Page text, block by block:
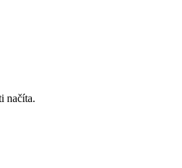
načíta.